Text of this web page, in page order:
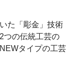
た「彫金」技術
つの伝統工芸の
タイプの工芸